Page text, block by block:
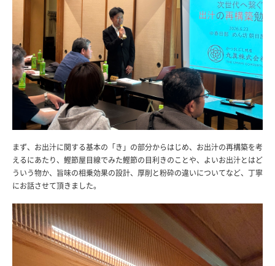
まず、お出汁に関する基本の「き」の部分からはじめ、お出汁の再構築を考
えるにあたり、鰹節屋目線でみた鰹節の目利きのことや、よいお出汁とはど
ういう物か、旨味の相乗効果の設計、厚削と粉砕の違いについてなど、丁寧
にお話させて頂きました。